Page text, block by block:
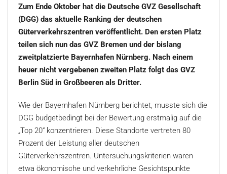
Zum Ende Oktober hat die Deutsche GVZ Gesellschaft
(DGG) das aktuelle Ranking der deutschen
Güterverkehrszentren veröffentlicht. Den ersten Platz
teilen sich nun das GVZ Bremen und der bislang
zweitplatzierte Bayernhafen Nürnberg. Nach einem
heuer nicht vergebenen zweiten Platz folgt das GVZ
Berlin Süd in Großbeeren als Dritter.
Wie der Bayernhafen Nürnberg berichtet, musste sich die
DGG budgetbedingt bei der Bewertung erstmalig auf die
„Top 20“ konzentrieren. Diese Standorte vertreten 80
Prozent der Leistung aller deutschen
Güterverkehrszentren. Untersuchungskriterien waren
etwa ökonomische und verkehrliche Gesichtspunkte